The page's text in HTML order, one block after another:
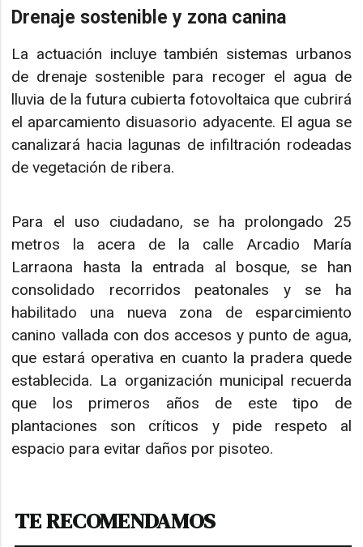
Drenaje sostenible y zona canina
La actuación incluye también sistemas urbanos
de drenaje sostenible para recoger el agua de
lluvia de la futura cubierta fotovoltaica que cubrirá
el aparcamiento disuasorio adyacente. El agua se
canalizará hacia lagunas de infiltración rodeadas
de vegetación de ribera.
Para el uso ciudadano, se ha prolongado 25
metros la acera de la calle Arcadio María
Larraona hasta la entrada al bosque, se han
consolidado recorridos peatonales y se ha
habilitado una nueva zona de esparcimiento
canino vallada con dos accesos y punto de agua,
que estará operativa en cuanto la pradera quede
establecida. La organización municipal recuerda
que los primeros años de este tipo de
plantaciones son críticos y pide respeto al
espacio para evitar daños por pisoteo.
TE RECOMENDAMOS